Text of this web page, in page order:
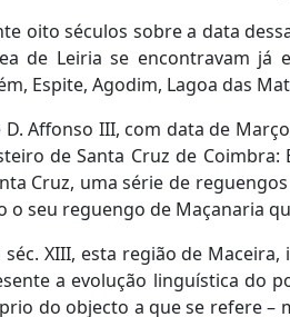
oito séculos sobre a data
de Leiria se encontravam já
Espite, Agodim, Lagoa das
Affonso III, com data de
de Santa Cruz de
Cruz, uma série de
o seu reguengo de Maçanaria
XIII, esta região de
a evolução linguística
do objecto a que se refere –